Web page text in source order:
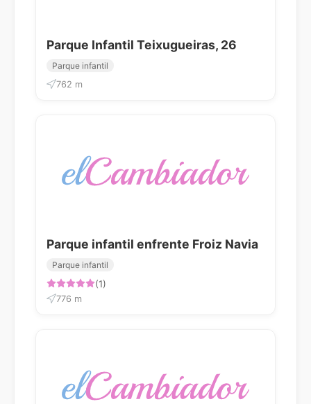
Parque Infantil Teixugueiras, 26
Parque infantil
762 m
Parque infantil enfrente Froiz Navia
Parque infantil
(1)
776 m